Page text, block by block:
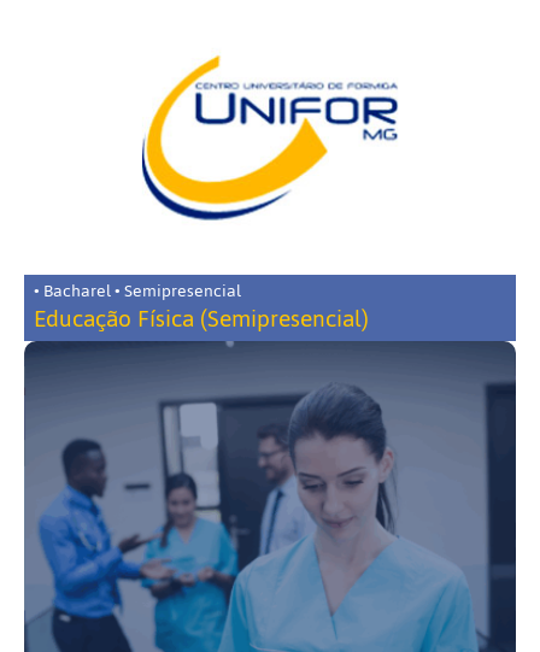
• Bacharel • Semipresencial
Educação Física (Semipresencial)